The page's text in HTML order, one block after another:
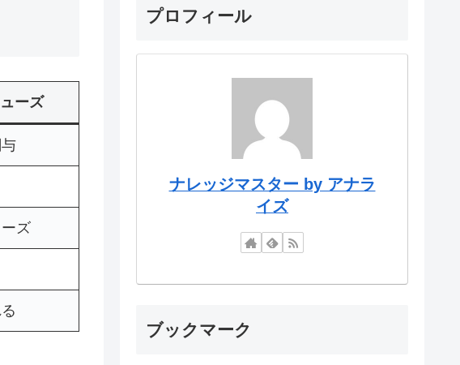
ーズ
ズ
プロフィール
ナレッジマスター by アナラ
イズ
ブックマーク